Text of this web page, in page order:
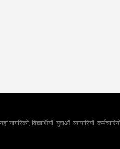
विद्यार्थियों, युवाओं, व्यापारियों,